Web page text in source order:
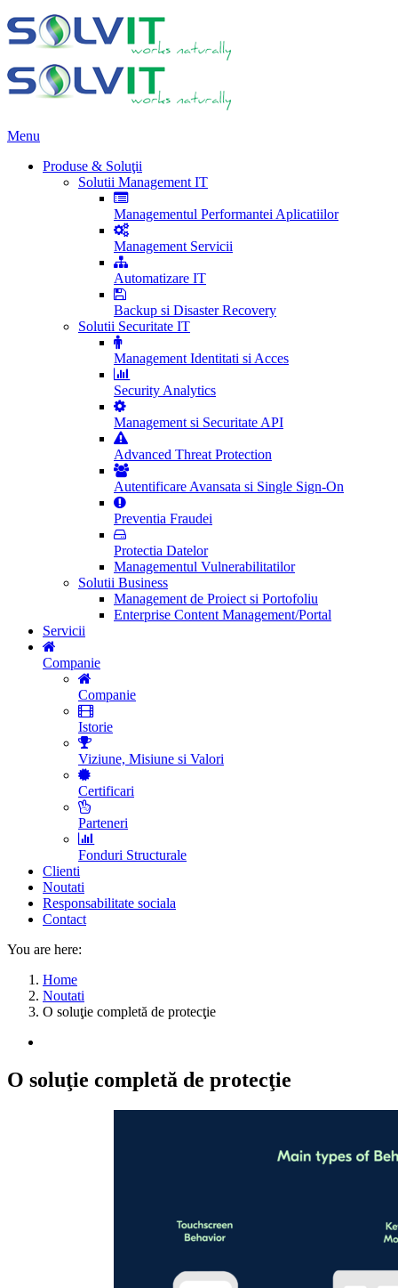
Menu
Produse & Soluţii
Solutii Management IT
Managementul Performantei Aplicatiilor
Management Servicii
Automatizare IT
Backup si Disaster Recovery
Solutii Securitate IT
Management Identitati si Acces
Security Analytics
Management si Securitate API
Advanced Threat Protection
Autentificare Avansata si Single Sign-On
Preventia Fraudei
Protectia Datelor
Managementul Vulnerabilitatilor
Solutii Business
Management de Proiect si Portofoliu
Enterprise Content Management/Portal
Servicii
Companie
Companie
Istorie
Viziune, Misiune si Valori
Certificari
Parteneri
Fonduri Structurale
Clienti
Noutati
Responsabilitate sociala
Contact
You are here:
Home
Noutati
O soluţie completă de protecţie
O soluţie completă de protecţie